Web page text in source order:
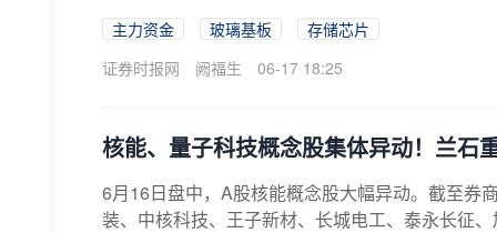
主力资金 玻璃基板
存储芯片
证券时报网
阙福生 06-17 18:25
核能、量子科技概念股集体异动！兰石
6月16日盘中，A股核能概念股大幅异动。截至券
装、中核科技、王子新材、长城电工、泰永长征